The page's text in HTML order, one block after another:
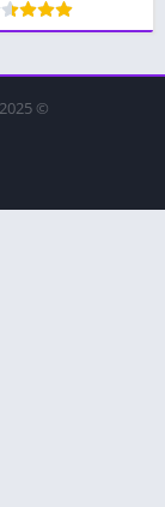
© 2025 - كل الحقوق محفوظة -